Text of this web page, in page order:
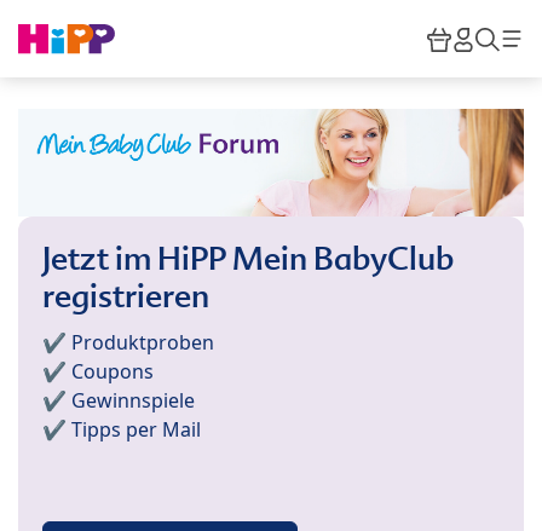
HiPP
Jetzt im HiPP Mein BabyClub
registrieren
✔️ Produktproben
✔️ Coupons
✔️ Gewinnspiele
✔️ Tipps per Mail